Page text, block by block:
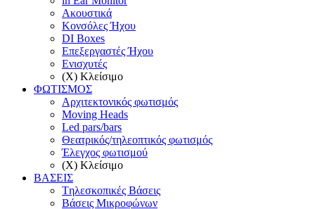
Ακουστικά
Κονσόλες Ήχου
DI Boxes
Επεξεργαστές Ήχου
Ενισχυτές
(X) Κλείσιμο
ΦΩΤΙΣΜΟΣ
Αρχιτεκτονικός φωτισμός
Moving Heads
Led pars/bars
Θεατρικός/τηλεοπτικός φωτισμός
Έλεγχος φωτισμού
(X) Κλείσιμο
ΒΑΣΕΙΣ
Tηλεσκοπικές Βάσεις
Βάσεις Μικροφώνων